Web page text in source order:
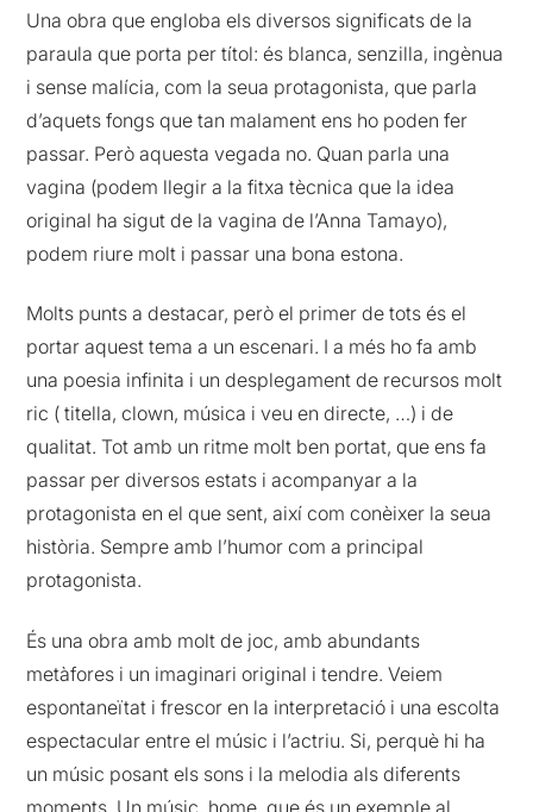
Una obra que engloba els diversos significats de la
paraula que porta per títol: és blanca, senzilla, ingènua
i sense malícia, com la seua protagonista, que parla
d’aquets fongs que tan malament ens ho poden fer
passar. Però aquesta vegada no. Quan parla una
vagina (podem llegir a la fitxa tècnica que la idea
original ha sigut de la vagina de l’Anna Tamayo),
podem riure molt i passar una bona estona.
Molts punts a destacar, però el primer de tots és el
portar aquest tema a un escenari. I a més ho fa amb
una poesia infinita i un desplegament de recursos molt
ric ( titella, clown, música i veu en directe, …) i de
qualitat. Tot amb un ritme molt ben portat, que ens fa
passar per diversos estats i acompanyar a la
protagonista en el que sent, així com conèixer la seua
història. Sempre amb l’humor com a principal
protagonista.
És una obra amb molt de joc, amb abundants
metàfores i un imaginari original i tendre. Veiem
espontaneïtat i frescor en la interpretació i una escolta
espectacular entre el músic i l’actriu. Si, perquè hi ha
un músic posant els sons i la melodia als diferents
moments. Un músic, home, que és un exemple al